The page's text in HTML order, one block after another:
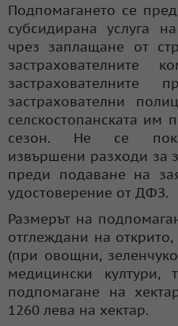
Подпомагането се
субсидирана услуга
чрез заплащане от
застрахователни
селскостопанската им
сезон. Не се
извършени разходи за
преди подаване на
удостоверение от ДФЗ.
Размерът на
отглеждани на
(при овощни,
медицински
подпомагане на
1260 лева на хектар.